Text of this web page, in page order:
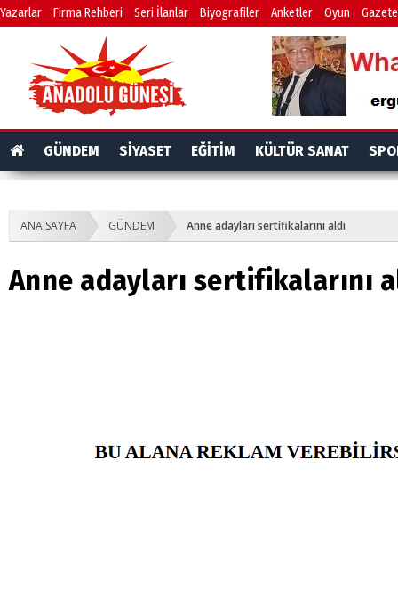
Yazarlar Firma Rehberi Seri İlanlar Biyografiler Anketler Oyun
GÜNDEM SİYASET EĞİTİM KÜLTÜR SANAT
ANA SAYFA GÜNDEM Anne adayları sertifikalarını aldı
Anne adayları sertifikalarını